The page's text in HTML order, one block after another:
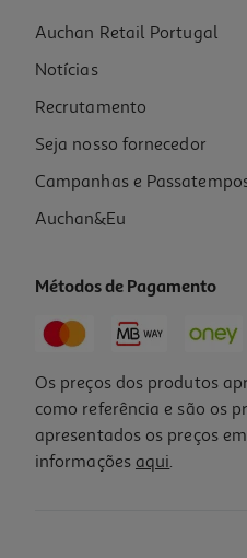
Auchan Retail Portugal
Notícias
Recrutamento
Seja nosso fornecedor
Campanhas e
Auchan&Eu
Métodos de Pagamento
Os preços dos produtos
como referência e são os
apresentados os preços
informações aqui.